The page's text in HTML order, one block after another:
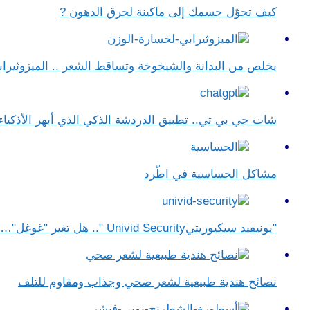
كيف تحوّل جسمك إلى ماكينة لحرق الدهون ?
يخلص من البدانة والشيخوخة وتساقط الشعر ..
شات جي بي تي.. تطبيق الدردشة الذكي الذي أبهر
مشاكل الحساسية في اطّرد
"يونيفيد سيكيوريتيUnivid Security ".. هل تغير "غوغل"…
نصائح هندية طبيعية لشعر صحي وجذاب ومقاوم للتلف